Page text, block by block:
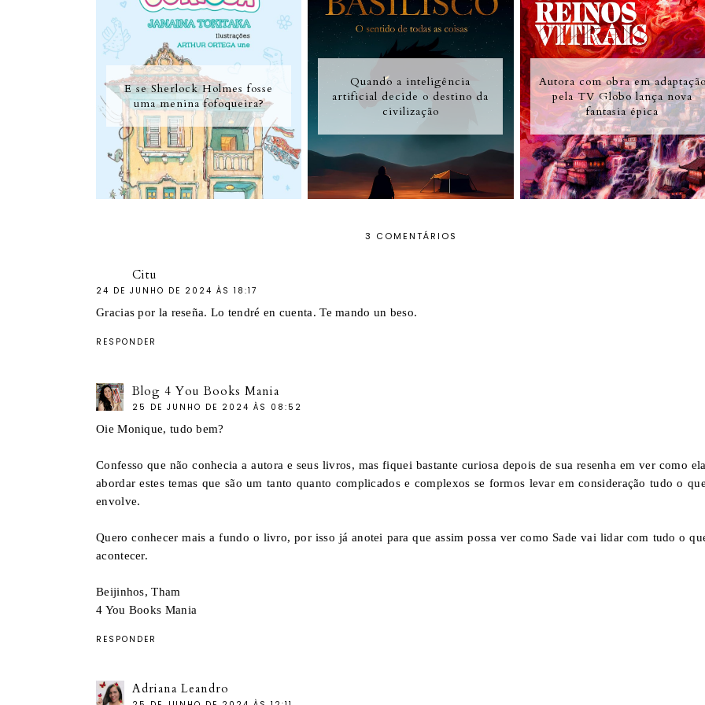
E se Sherlock Holmes fosse
uma menina fofoqueira?
Quando a inteligência
artificial decide o destino da
civilização
Autora com obra em
pela TV Globo lança nova
fantasia épica
3 COMENTÁRIOS
Citu
24 DE JUNHO DE 2024 ÀS 18:17
Gracias por la reseña. Lo tendré en cuenta. Te mando un beso.
RESPONDER
Blog 4 You Books Mania
25 DE JUNHO DE 2024 ÀS 08:52
Oie Monique, tudo bem?
Confesso que não conhecia a autora e seus livros, mas fiquei bastante curiosa depois de sua resenha em ver como
abordar estes temas que são um tanto quanto complicados e complexos se formos levar em consideração tudo o
envolve.
Quero conhecer mais a fundo o livro, por isso já anotei para que assim possa ver como Sade vai lidar com tudo o
acontecer.
Beijinhos, Tham
4 You Books Mania
RESPONDER
Adriana Leandro